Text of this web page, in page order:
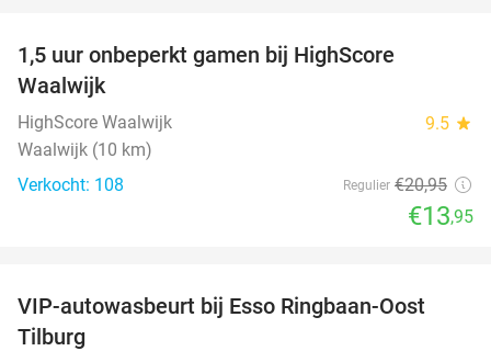
1,5 uur onbeperkt gamen bij HighScore
Waalwijk
HighScore Waalwijk 9.5 star
Waalwijk (10 km)
Verkocht: 108
Regulier €20,95
€13,95
42%
VIP-autowasbeurt bij Esso Ringbaan-Oost
Tilburg